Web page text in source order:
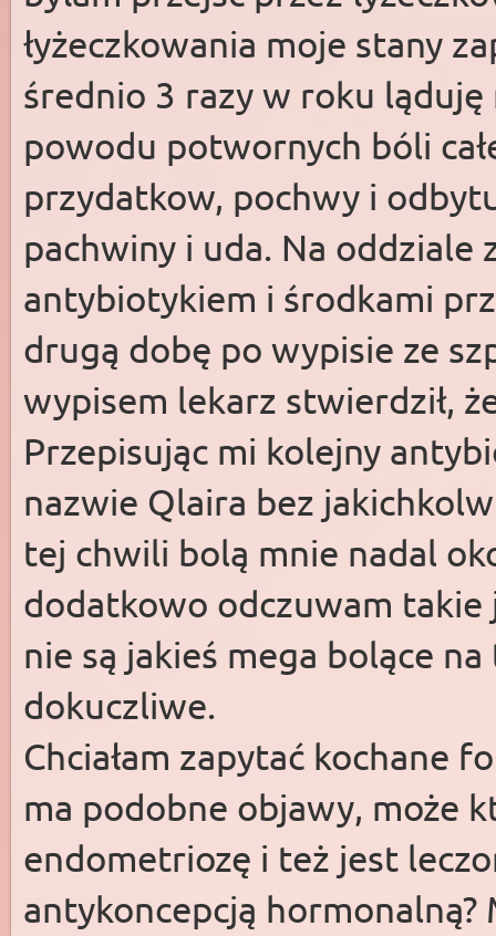
łyżeczkowania moje stany
średnio 3 razy w roku
powodu potwornych bóli
przydatkow, pochwy i
pachwiny i uda. Na oddziale
antybiotykiem i środkami
drugą dobę po wypisie ze
wypisem lekarz stwierdził,
Przepisując mi kolejny
nazwie Qlaira bez
tej chwili bolą mnie nadal
dodatkowo odczuwam takie
nie są jakieś mega bolące
dokuczliwe.
Chciałam zapytać kochane
ma podobne objawy, może
endometriozę i też jest
antykoncepcją